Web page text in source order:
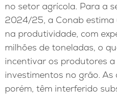
no setor agrícola. Para a
2024/25, a Conab estima
na produtividade, com
milhões de toneladas, o
incentivar os produtores
investimentos no grão. As
porém, têm interferido